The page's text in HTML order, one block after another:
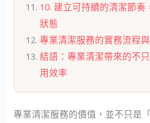
10. 建立可持續的清潔節
狀態
專業清潔服務的實務流程
結語：專業清潔帶來的不
用效率
專業清潔服務的價值，並不只是